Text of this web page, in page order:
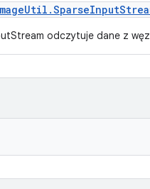
Util .SparseInput
odczytuje dane z